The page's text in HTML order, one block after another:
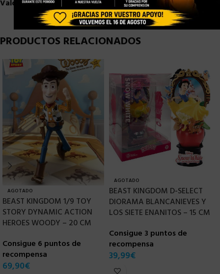
Valoraciones (0)
PRODUCTOS RELACIONADOS
AGOTADO
BEAST KINGDOM 1/9 TOY
STORY DYNAMIC ACTION
HEROES WOODY – 20 CM
Consigue 6 puntos de
recompensa
69,90€
AGOTADO
BEAST KINGDOM D-SELECT
DIORAMA BLANCANIEVES Y
LOS SIETE ENANITOS – 15 CM
Consigue 3 puntos de
recompensa
39,99€